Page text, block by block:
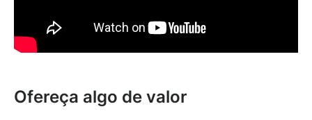
Ofereça algo de valor